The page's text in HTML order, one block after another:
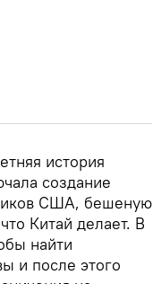
история
создание
США, бешеную
Китай делает. В
найти
и после этого